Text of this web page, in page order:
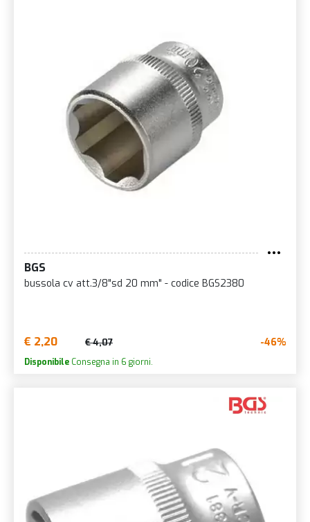
BGS
bussola cv att.3/8"sd 20 mm" - codice BGS2380
€ 2,20 € 4,07 -46%
Disponibile Consegna in 6 giorni.